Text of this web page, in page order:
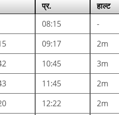
प्र. हाल्ट
08:15 -
09:17 2m
10:45 3m
11:45 2m
12:22 2m